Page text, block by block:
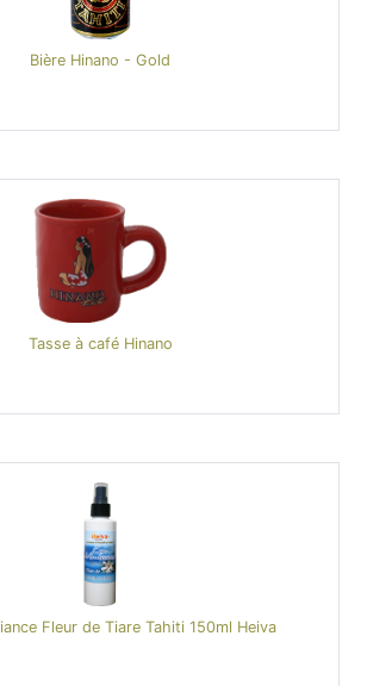
Bière Hinano - Gold
Tasse à café Hinano
Fleur de Tiare Tahiti 150ml Heiva